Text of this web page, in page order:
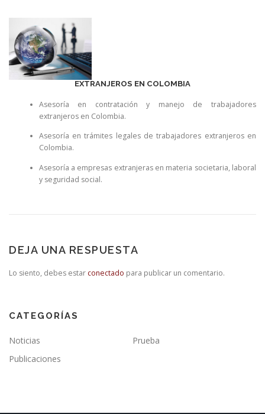
EXTRANJEROS EN COLOMBIA
Asesoría en contratación y manejo de trabajadores
extranjeros en Colombia.
Asesoría en trámites legales de trabajadores extranjeros en
Colombia.
Asesoría a empresas extranjeras en materia societaria, laboral
y seguridad social.
DEJA UNA RESPUESTA
Lo siento, debes estar conectado para publicar un comentario.
CATEGORÍAS
Noticias
Prueba
Publicaciones